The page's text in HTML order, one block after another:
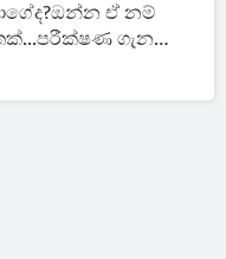
ඒ නම්
ගැන